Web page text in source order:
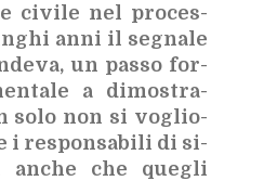
ci­vi­le nel pro­ces­
anni il se­gna­le
un pas­so for­
a di­mo­stra­
solo non si vo­glio­
i re­spon­sa­bi­li di si­
che que­gli